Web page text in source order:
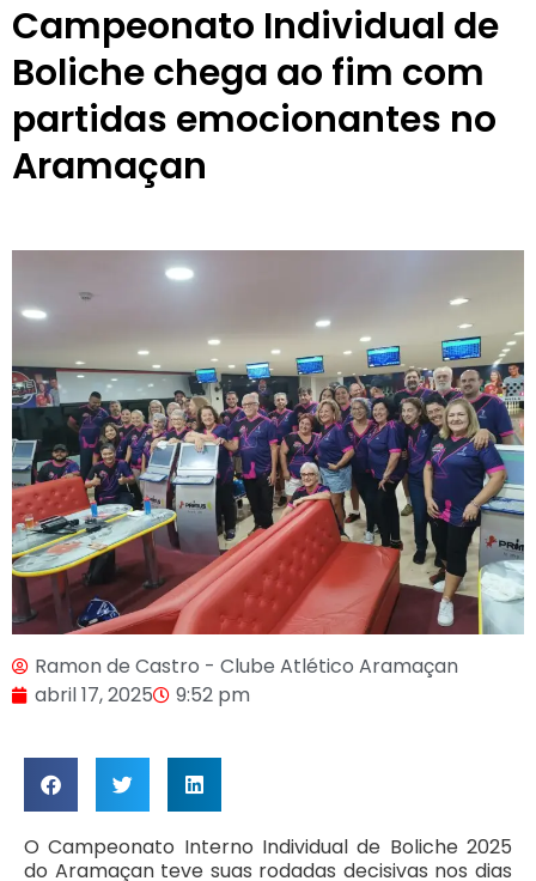
Campeonato Individual de
Boliche chega ao fim com
partidas emocionantes no
Aramaçan
Ramon de Castro - Clube Atlético Aramaçan
abril 17, 2025
9:52 pm
O Campeonato Interno Individual de Boliche 2025
do Aramaçan teve suas rodadas decisivas nos dias